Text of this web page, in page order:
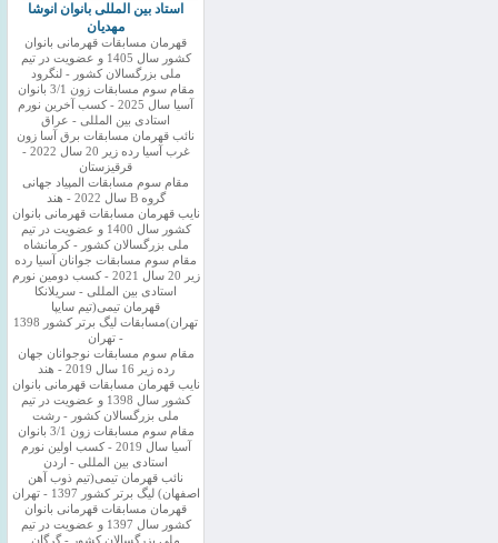
استاد بین المللی بانوان انوشا
مهدیان
قهرمان مسابقات قهرمانی بانوان
کشور سال 1405 و عضویت در تیم
ملی بزرگسالان کشور - لنگرود
مقام سوم مسابقات زون 3/1 بانوان
آسیا سال 2025 - کسب آخرین نورم
استادی بین المللی - عراق
نائب قهرمان مسابقات برق آسا زون
غرب آسیا رده زیر 20 سال 2022 -
قرقیزستان
مقام سوم مسابقات المپیاد جهانی
گروه B سال 2022 - هند
نایب قهرمان مسابقات قهرمانی بانوان
کشور سال 1400 و عضویت در تیم
ملی بزرگسالان کشور - کرمانشاه
مقام سوم مسابقات جوانان آسیا رده
زیر 20 سال 2021 - کسب دومین نورم
استادی بین المللی - سریلانکا
قهرمان تیمی(تیم سایپا
تهران)مسابقات لیگ برتر کشور 1398
- تهران
مقام سوم مسابقات نوجوانان جهان
رده زیر 16 سال 2019 - هند
نایب قهرمان مسابقات قهرمانی بانوان
کشور سال 1398 و عضویت در تیم
ملی بزرگسالان کشور - رشت
مقام سوم مسابقات زون 3/1 بانوان
آسیا سال 2019 - کسب اولین نورم
استادی بین المللی - اردن
نائب قهرمان تیمی(تیم ذوب آهن
اصفهان) لیگ برتر کشور 1397 - تهران
قهرمان مسابقات قهرمانی بانوان
کشور سال 1397 و عضویت در تیم
ملی بزرگسالان کشور - گرگان